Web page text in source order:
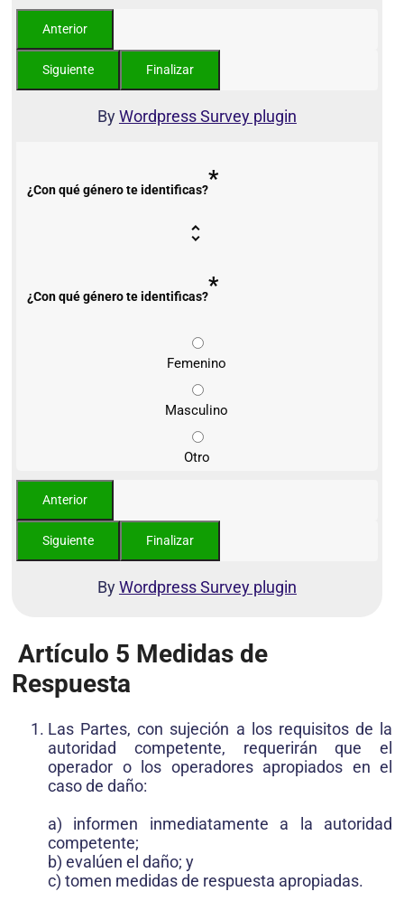
ByWordpress Survey plugin
¿Con qué género te identificas?*
¿Con qué género te identificas?*
Femenino
Masculino
Otro
ByWordpress Survey plugin
Artículo 5 Medidas de
Respuesta
Las Partes, con sujeción a los requisitos de la
autoridad competente, requerirán que el
operador o los operadores apropiados en el
caso de daño:
a) informen inmediatamente a la autoridad
competente;
b) evalúen el daño; y
c) tomen medidas de respuesta apropiadas.